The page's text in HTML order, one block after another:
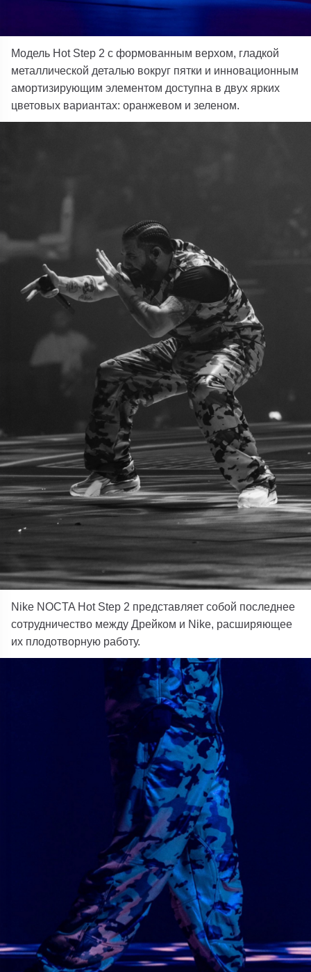
Модель Hot Step 2 с формованным верхом, гладкой
металлической деталью вокруг пятки и инновационным
амортизирующим элементом доступна в двух ярких
цветовых вариантах: оранжевом и зеленом.
Nike NOCTA Hot Step 2 представляет собой последнее
сотрудничество между Дрейком и Nike, расширяющее
их плодотворную работу.